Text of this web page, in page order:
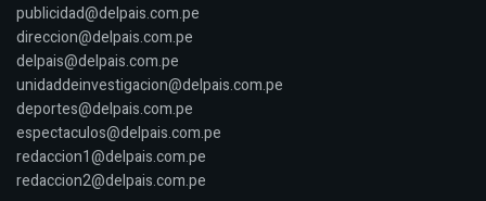
publicidad@delpais.com.pe
direccion@delpais.com.pe
delpais@delpais.com.pe
unidaddeinvestigacion@delpais.com.pe
deportes@delpais.com.pe
espectaculos@delpais.com.pe
redaccion1@delpais.com.pe
redaccion2@delpais.com.pe